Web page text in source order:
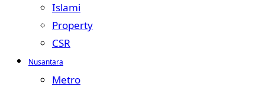
Islami
Property
CSR
Nusantara
Metro